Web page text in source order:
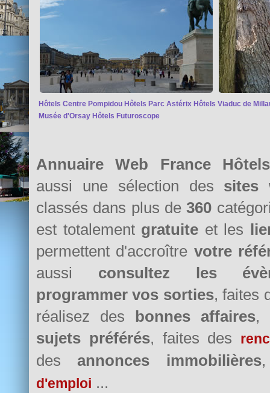
Hôtels Centre Pompidou Hôtels Parc Astérix Hôtels Viaduc de
Musée d'Orsay Hôtels Futuroscope
Annuaire Web France
aussi une sélection des sites
classés dans plus de360
est totalement gratuite et les
permettent d'accroître votre
aussi consultez les
programmer vos sorties, faites
réalisez des
bonnes affaires,
sujets préférés, faites des
desannonces immobilières
d'emploi ...